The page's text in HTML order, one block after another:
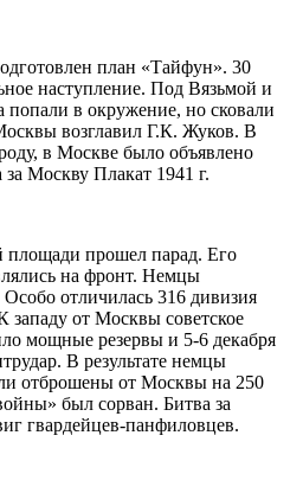
план «Тайфун». 30
наступление. Под Вязьмой и
попали в окружение, но сковали
возглавил Г.К. Жуков. В
в Москве было объявлено
Москву Плакат 1941 г.
площади прошел парад. Его
на фронт. Немцы
отличилась 316 дивизия
от Москвы советское
мощные резервы и 5-6 декабря
В результате немцы
отброшены от Москвы на 250
был сорван. Битва за
гвардейцев-панфиловцев.